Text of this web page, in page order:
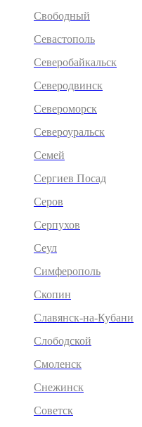
Свободный
Севастополь
Северобайкальск
Северодвинск
Североморск
Североуральск
Семей
Сергиев Посад
Серов
Серпухов
Сеул
Симферополь
Скопин
Славянск-на-Кубани
Слободской
Смоленск
Снежинск
Советск